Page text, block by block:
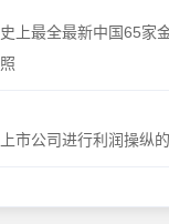
史上最全最新中国65家
照
上市公司进行利润操纵